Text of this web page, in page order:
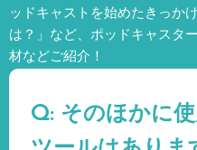
ッドキャストを始めたきっか
は？」など、 ポッドキャスタ
材などご紹介！
Q: そのほかに